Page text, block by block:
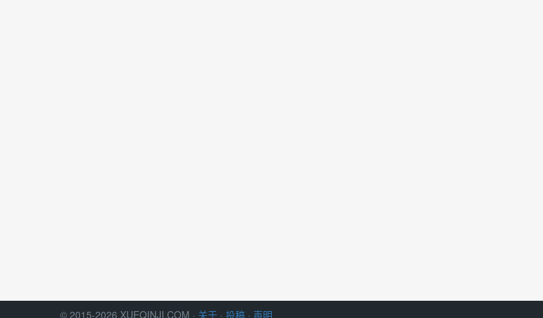
© 2015-2026 XUEQINJI.COM · 关于 · 投稿 · 声明